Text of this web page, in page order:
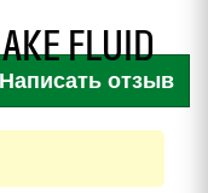
FLUID
Написать отзыв